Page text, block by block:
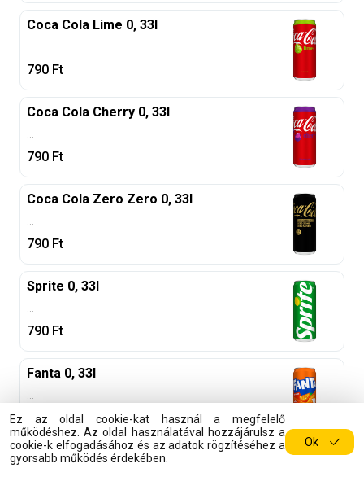
Coca Cola Lime 0, 33l
...
790 Ft
Coca Cola Cherry 0, 33l
...
790 Ft
Coca Cola Zero Zero 0, 33l
...
790 Ft
Sprite 0, 33l
...
790 Ft
Fanta 0, 33l
...
790 Ft
Fanta Crimson Cherry 0, 33l
Ez az oldal cookie-kat használ a megfelelő
működéshez. Az oldal használatával hozzájárulsz a
cookie-k elfogadásához és az adatok rögzítéséhez a
gyorsabb működés érdekében.
Ok